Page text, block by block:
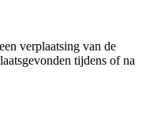
verplaatsing van de
tijdens of na